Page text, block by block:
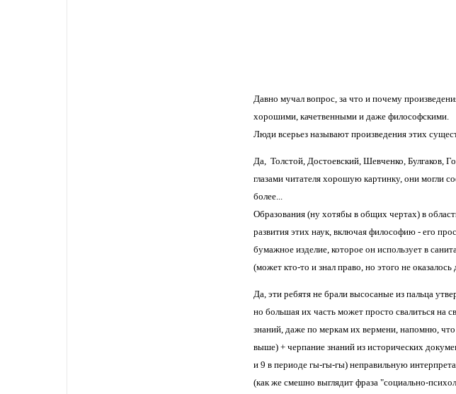
Давно мучал вопрос, за что и почему
хорошими, качетвенными и даже философскими.
Люди всерьез называют произведения этих
Да, Толстой, Достоевский, Шевченко, Булгаков,
глазами читателя хорошую картинку, они могли
более...
Образования (ну хотябы в общих чертах) в
развития этих наук, включая философию - его
бумажное изделие, которое он использует в
(может кто-то и знал право, но этого не
Да, эти ребятя не брали высосаные из пальца
но большая их часть может просто свалиться на
знаний, даже по меркам их вермени, напомню,
выше) + черпание знаний из исторических
и 9 в периоде гы-гы-гы) неправильную
(как же смешно выглядит фраза "социально-